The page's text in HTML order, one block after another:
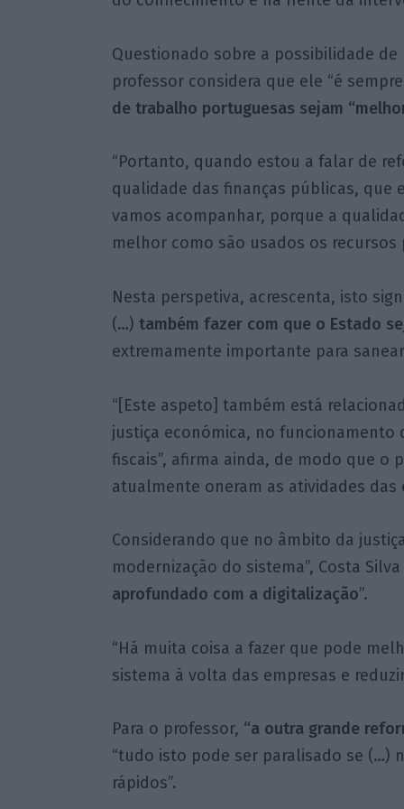
Questionado sobre a possibilidade
professor considera que ele “é
de trabalho portuguesas sejam
“Portanto, quando estou a falar de
qualidade das finanças públicas, que
vamos acompanhar, porque a
melhor como são usados os recursos
Nesta perspetiva, acrescenta, isto
(…) também fazer com que o Estado
extremamente importante para
“[Este aspeto] também está
justiça económica, no
fiscais”, afirma ainda, de modo que o
atualmente oneram as atividades das
Considerando que no âmbito da
modernização do sistema”, Costa
aprofundado com a digitalização”.
“Há muita coisa a fazer que pode
sistema à volta das empresas e
Para o professor, “a outra grande
“tudo isto pode ser paralisado se (…)
rápidos”.